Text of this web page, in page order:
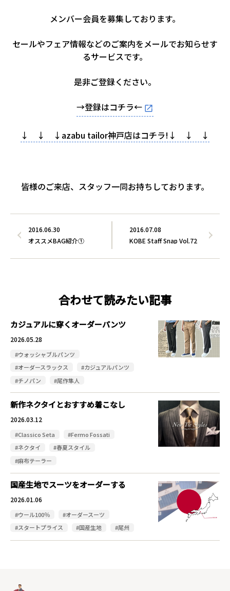
メンバー会員を募集しております。
セールやフェア情報などのご案内をメールでお知らせす
るサービスです。
是非ご登録ください。
→登録はコチラ←
↓ ↓ ↓azabu tailor神戸店はコチラ!↓ ↓ ↓
皆様のご来店、スタッフ一同お持ちしております。
2016.07.08
KOBE Staff Snap Vol.72
2016.06.30
オススメBAG紹介①
合わせて読みたい記事
カジュアルに穿くオーダーパンツ
2026.05.28
#ウォッシャブルパンツ
#オーダースラックス
#カジュアルパンツ
#チノパン
#尾作隼人
新作ネクタイとおすすめ着こなし
2026.03.12
#Classico Seta
#Fermo Fossati
#ネクタイ
#春夏スタイル
#麻布テーラー
国産生地でスーツをオーダーする
2026.01.06
#ウール100％
#オーダースーツ
#スタートプライス
#国産生地 #尾州